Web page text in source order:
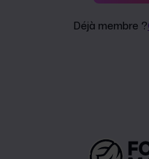
Déjà membre ?